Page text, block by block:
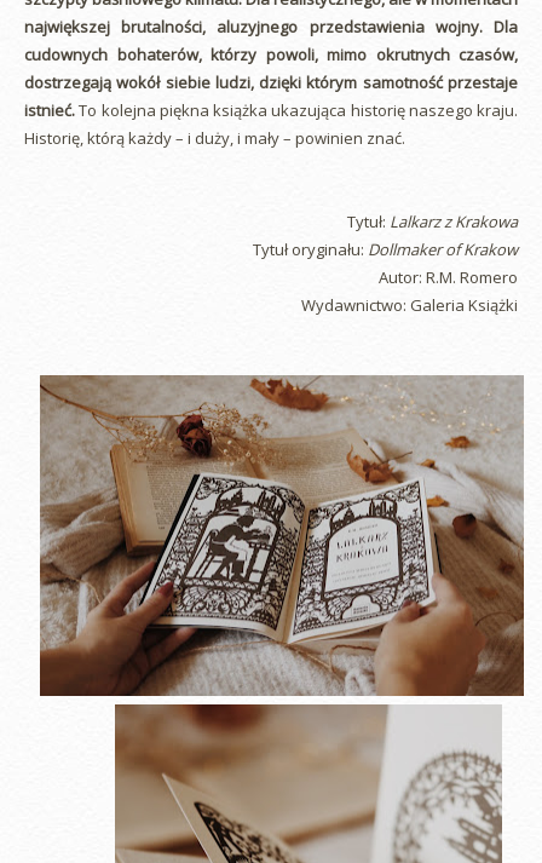
największej brutalności, aluzyjnego przedstawienia wojny. Dla
cudownych bohaterów, którzy powoli, mimo okrutnych czasów,
dostrzegają wokół siebie ludzi, dzięki którym samotność przestaje
istnieć.To kolejna piękna książka ukazująca historię naszego kraju.
Historię, którą każdy – i duży, i mały – powinien znać.
Tytuł: Lalkarz z Krakowa
Tytuł oryginału: Dollmaker of Krakow
Autor: R.M. Romero
Wydawnictwo: Galeria Książki